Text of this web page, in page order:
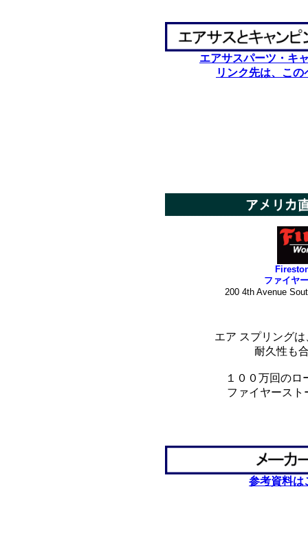
エアサスパーツ・キ
リンク先は、こ
ファイヤ
200 4th Avenue
エア スプリング
耐久性も
１００万回のロ
ファイヤースト
参考資料は